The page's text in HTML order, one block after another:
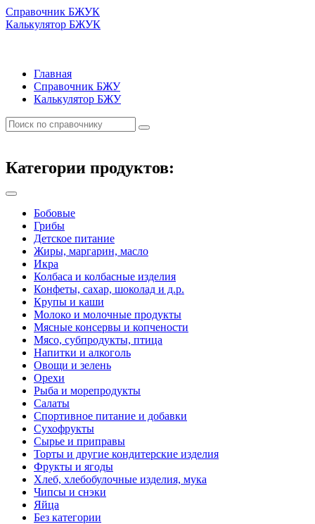
Справочник БЖУК
Калькулятор БЖУК
Главная
Справочник БЖУ
Калькулятор БЖУ
Категории продуктов:
Бобовые
Грибы
Детское питание
Жиры, маргарин, масло
Икра
Колбаса и колбасные изделия
Конфеты, сахар, шоколад и д.р.
Крупы и каши
Молоко и молочные продукты
Мясные консервы и копчености
Мясо, субпродукты, птица
Напитки и алкоголь
Овощи и зелень
Орехи
Рыба и морепродукты
Салаты
Спортивное питание и добавки
Сухофрукты
Сырье и приправы
Торты и другие кондитерские изделия
Фрукты и ягоды
Хлеб, хлебобулочные изделия, мука
Чипсы и снэки
Яйца
Без категории